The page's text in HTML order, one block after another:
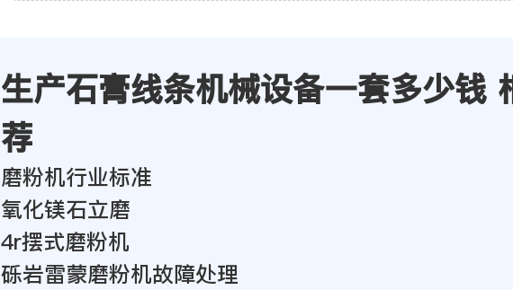
生产石膏线条机械设备一套多少钱
荐
磨粉机行业标准
氧化镁石立磨
4r摆式磨粉机
砾岩雷蒙磨粉机故障处理